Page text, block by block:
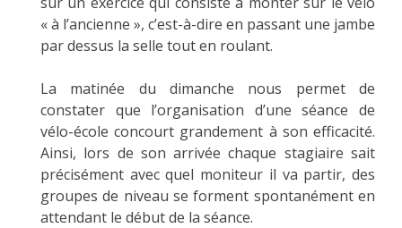
« à l’ancienne », c’est-à-dire en passant une jambe
par dessus la selle tout en roulant.
La matinée du dimanche nous permet de
constater que l’organisation d’une séance de
vélo-école concourt grandement à son efficacité.
Ainsi, lors de son arrivée chaque stagiaire sait
précisément avec quel moniteur il va partir, des
groupes de niveau se forment spontanément en
attendant le début de la séance.